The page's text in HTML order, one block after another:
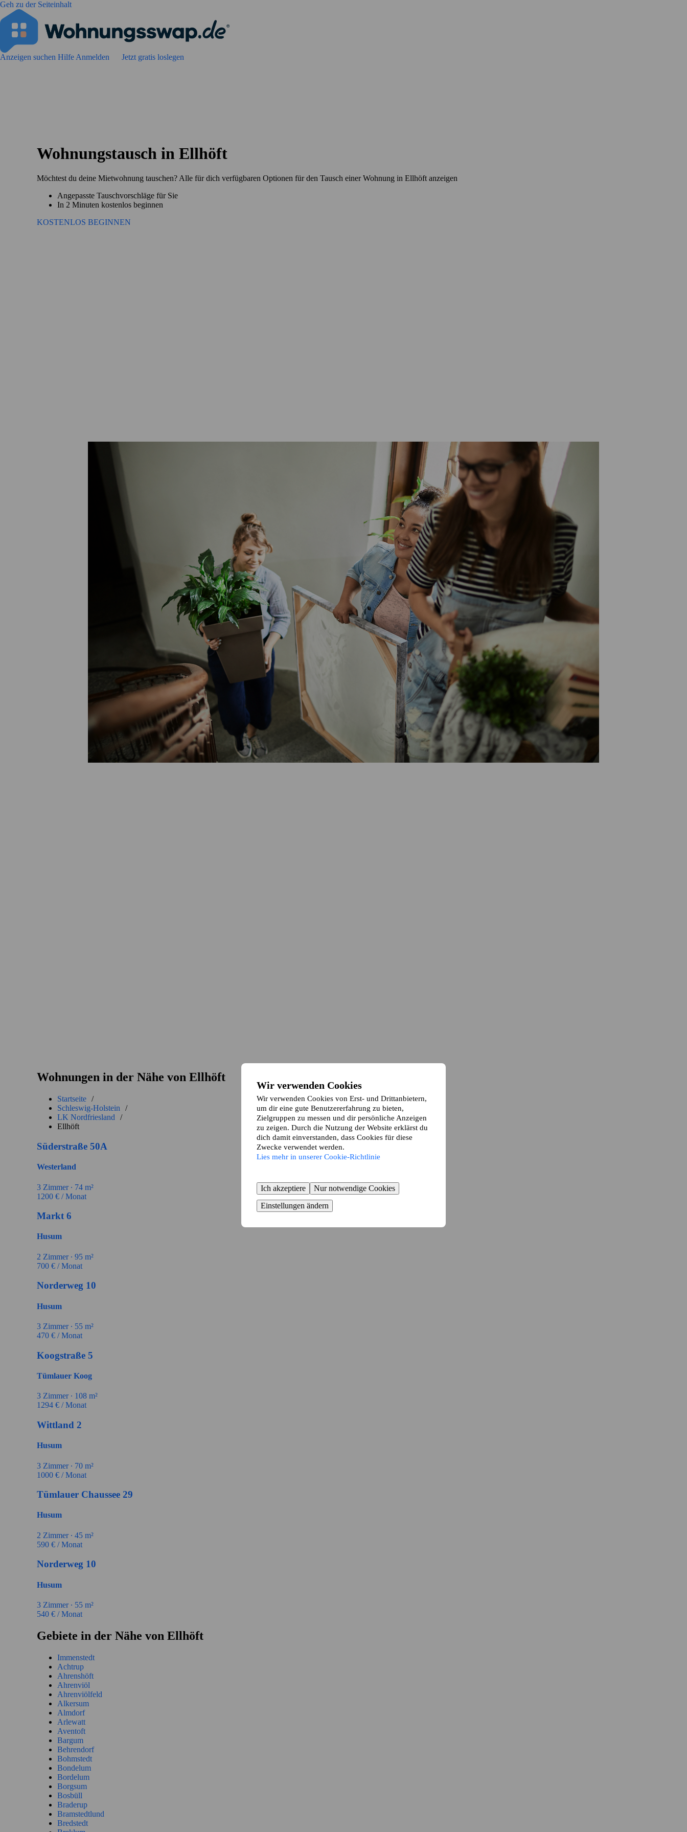
Geh zu der Seiteinhalt
Wir verwenden Cookies
Wir verwenden Cookies von Erst- und Drittanbietern,
um dir eine gute Benutzererfahrung zu bieten,
Zielgruppen zu messen und dir persönliche Anzeigen
zu zeigen. Durch die Nutzung der Website erklärst du
dich damit einverstanden, dass Cookies für diese
Zwecke verwendet werden.
Lies mehr in unserer Cookie-Richtlinie
Ich akzeptiere
Nur notwendige Cookies
Einstellungen ändern
Anzeigen suchen Hilfe Anmelden Jetzt gratis loslegen
Wohnungstausch in Ellhöft
Möchtest du deine Mietwohnung tauschen? Alle für dich verfügbaren Optionen für den Tausch einer Wohnung in Ellhöft anzeigen
Angepasste Tauschvorschläge für Sie
In 2 Minuten kostenlos beginnen
KOSTENLOS BEGINNEN
Wohnungen in der Nähe von Ellhöft
Startseite /
Schleswig-Holstein
/
LK Nordfriesland
/
Ellhöft
Süderstraße 50A
Westerland
3 Zimmer ∙ 74 m²
1200 € / Monat
Markt 6
Husum
2 Zimmer ∙ 95 m²
700 € / Monat
Norderweg 10
Husum
3 Zimmer ∙ 55 m²
470 € / Monat
Koogstraße 5
Tümlauer Koog
3 Zimmer ∙ 108 m²
1294 € / Monat
Wittland 2
Husum
3 Zimmer ∙ 70 m²
1000 € / Monat
Tümlauer Chaussee 29
Husum
2 Zimmer ∙ 45 m²
590 € / Monat
Norderweg 10
Husum
3 Zimmer ∙ 55 m²
540 € / Monat
Gebiete in der Nähe von Ellhöft
Immenstedt
Achtrup
Ahrenshöft
Ahrenviöl
Ahrenviölfeld
Alkersum
Almdorf
Arlewatt
Aventoft
Bargum
Behrendorf
Bohmstedt
Bondelum
Bordelum
Borgsum
Bosbüll
Braderup
Bramstedtlund
Bredstedt